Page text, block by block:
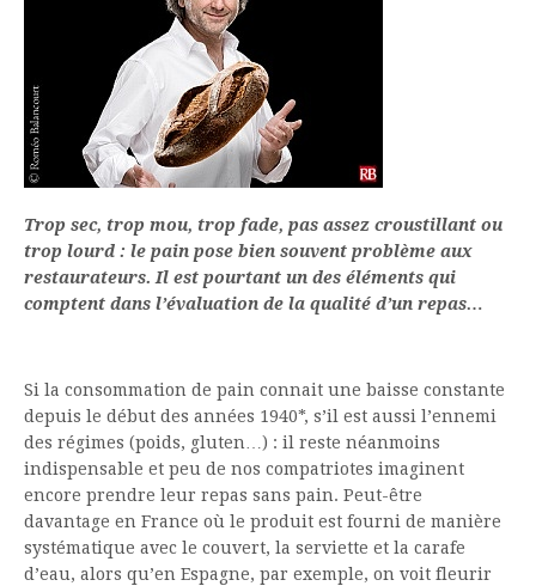
Trop sec, trop mou, trop fade, pas assez croustillant ou
trop lourd : le pain pose bien souvent problème aux
restaurateurs. Il est pourtant un des éléments qui
comptent dans l’évaluation de la qualité d’un repas…
Si la consommation de pain connait une baisse constante
depuis le début des années 1940*, s’il est aussi l’ennemi
des régimes (poids, gluten…) : il reste néanmoins
indispensable et peu de nos compatriotes imaginent
encore prendre leur repas sans pain. Peut-être
davantage en France où le produit est fourni de manière
systématique avec le couvert, la serviette et la carafe
d’eau, alors qu’en Espagne, par exemple, on voit fleurir